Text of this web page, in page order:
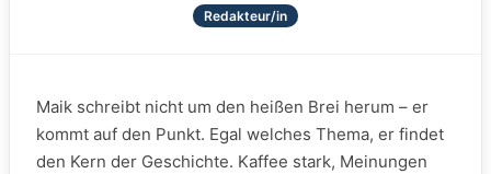
Redakteur/in
Maik schreibt nicht um den heißen Brei herum – er
kommt auf den Punkt. Egal welches Thema, er findet
den Kern der Geschichte. Kaffee stark, Meinungen